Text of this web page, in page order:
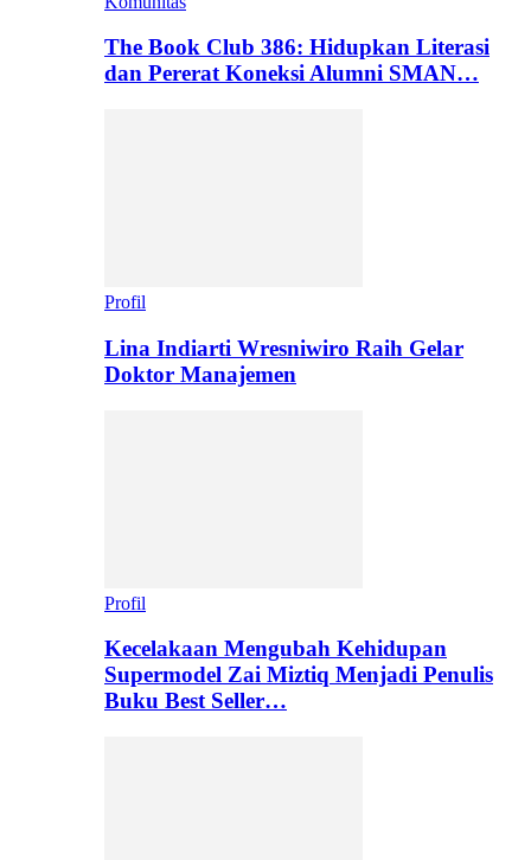
The Book Club 386: Hidupkan Literasi
dan Pererat Koneksi Alumni SMAN…
Profil
Lina Indiarti Wresniwiro Raih Gelar
Doktor Manajemen
Profil
Kecelakaan Mengubah Kehidupan
Supermodel Zai Miztiq Menjadi Penulis
Buku Best Seller…